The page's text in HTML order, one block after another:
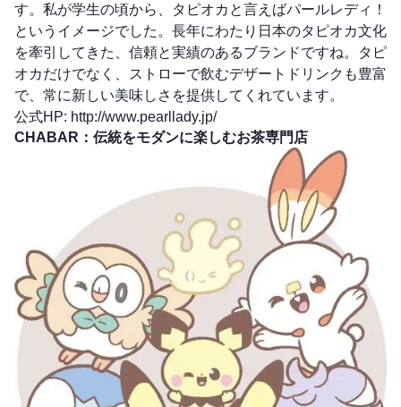
す。私が学生の頃から、タピオカと言えばパールレディ！
というイメージでした。長年にわたり日本のタピオカ文化
を牽引してきた、信頼と実績のあるブランドですね。タピ
オカだけでなく、ストローで飲むデザートドリンクも豊富
で、常に新しい美味しさを提供してくれています。
公式HP: http://www.pearllady.jp/
CHABAR：伝統をモダンに楽しむお茶専門店